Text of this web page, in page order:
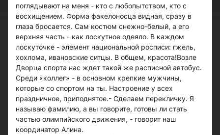
поглядывают на меня - кто с любопытством, кто с
восхищением. Форма факелоносца видная, сразу в
глаза бросается. Сам костюм снежно-белый, а его
верхняя часть - как лоскутное одеяло. В каждом
лоскуточке - элемент национальной росписи: гжель,
хохлома, ивановские ситцы. В общем, красота!Возле
Дворца спорта нас ждет такой же расписной автобус.
Среди «коллег» - в основном крепкие мужчины,
которые со спортом на ты. Настроение у всех
праздничное, приподнятое.- Сделаем перекличку. Я
называю фамилию, а вы говорите, готовы ли стать
частью олимпийского движения, - говорит наш
координатор Алина.